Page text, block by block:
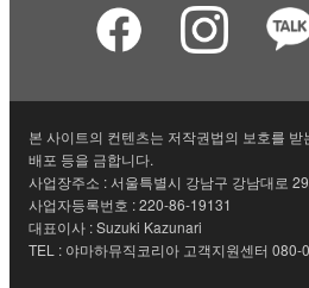
본 사이트의 컨텐츠는 저작권법의 보호를
배포 등을 금합니다.
사업장주소 : 서울특별시 강남구 강남대로
사업자등록번호 : 220-86-19131
대표이사 : Suzuki Kazunari
TEL : 야마하뮤직코리아 고객지원센터 080-